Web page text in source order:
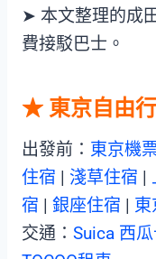
➤ 本文整理的成
費接駁巴士。
★ 東京自由
出發前： 東京機
住宿 | 淺草住宿 |
宿 | 銀座住宿 | 東
交通： Suica 西